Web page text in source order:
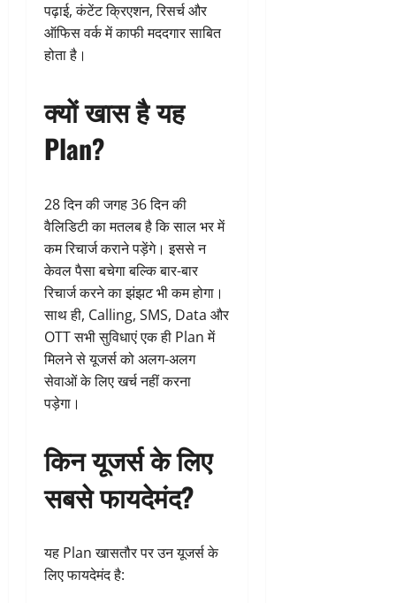
पढ़ाई, कंटेंट क्रिएशन, रिसर्च और
ऑफिस वर्क में काफी मददगार साबित
होता है।
क्यों खास है यह
Plan?
28 दिन की जगह 36 दिन की
वैलिडिटी का मतलब है कि साल भर में
कम रिचार्ज कराने पड़ेंगे। इससे न
केवल पैसा बचेगा बल्कि बार-बार
रिचार्ज करने का झंझट भी कम होगा।
साथ ही, Calling, SMS, Data और
OTT सभी सुविधाएं एक ही Plan में
मिलने से यूजर्स को अलग-अलग
सेवाओं के लिए खर्च नहीं करना
पड़ेगा।
किन यूजर्स के लिए
सबसे फायदेमंद?
यह Plan खासतौर पर उन यूजर्स के
लिए फायदेमंद है: